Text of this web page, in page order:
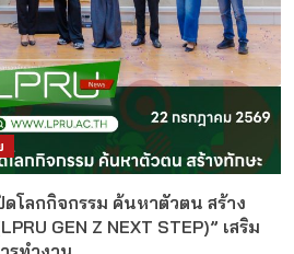
ดโลกกิจกรรม ค้นหาตัวตน สร้าง
GEN Z NEXT STEP)” เสริม